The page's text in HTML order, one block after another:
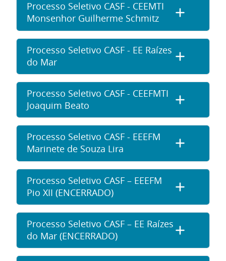
Processo Seletivo CASF - CEEMTI
Monsenhor Guilherme Schmitz
Processo Seletivo CASF - EE Raízes
do Mar
Processo Seletivo CASF - CEEFMTI
Joaquim Beato
Processo Seletivo CASF - EEEFM
Marinete de Souza Lira
Processo Seletivo CASF – EEEFM
Pio XII (ENCERRADO)
Processo Seletivo CASF – EE Raízes
do Mar (ENCERRADO)